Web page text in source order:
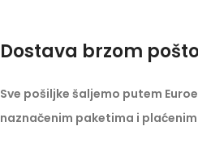
Dostava brzom
Sve pošiljke šaljemo putem
naznačenim paketima i